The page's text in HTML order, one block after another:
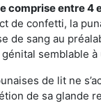
comprise entre 4
de confetti, la
de sang au
semblable
de lit ne
de sa